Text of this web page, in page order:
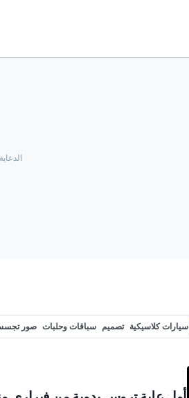
سيارات كلاسيكية تصميم سباقات وحلبات صور